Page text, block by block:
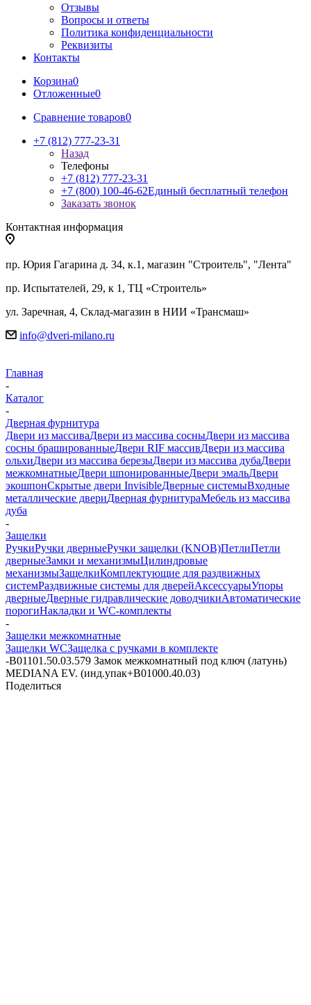
Отзывы
Вопросы и ответы
Политика конфиденциальности
Реквизиты
Контакты
Корзина0
Отложенные0
Сравнение товаров0
+7 (812) 777-23-31
Назад
Телефоны
+7 (812) 777-23-31
+7 (800) 100-46-62Единый бесплатный телефон
Заказать звонок
Контактная информация
пр. Юрия Гагарина д. 34, к.1, магазин "Строитель", "Лента"
пр. Испытателей, 29, к 1, ТЦ «Строитель»
ул. Заречная, 4, Склад-магазин в НИИ «Трансмаш»
info@dveri-milano.ru
Главная
-
Каталог
-
Дверная фурнитура
Двери из массиваДвери из массива сосныДвери из массива
сосны брашированныеДвери RIF массивДвери из массива
ольхиДвери из массива березыДвери из массива дубаДвери
межкомнатныеДвери шпонированныеДвери эмальДвери
экошпонСкрытые двери InvisibleДверные системыВходные
металлические двериДверная фурнитураМебель из массива
дуба
-
Защелки
РучкиРучки дверныеРучки защелки (KNOB)ПетлиПетли
дверныеЗамки и механизмыЦилиндровые
механизмыЗащелкиКомплектующие для раздвижных
системРаздвижные системы для дверейАксессуарыУпоры
дверныеДверные гидравлические доводчикиАвтоматические
порогиНакладки и WC-комплекты
-
Защелки межкомнатные
Защелки WCЗащелка с ручками в комплекте
-B01101.50.03.579 Замок межкомнатный под ключ (латунь)
MEDIANA EV. (инд.упак+B01000.40.03)
Поделиться